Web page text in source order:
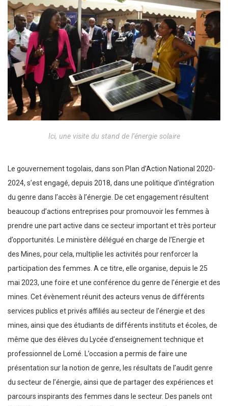
Ici, une visite du stand de l’énergie solaire
Le gouvernement togolais, dans son Plan d’Action National 2020-
2024, s’est engagé, depuis 2018, dans une politique d’intégration
du genre dans l’accès à l’énergie. De cet engagement résultent
beaucoup d’actions entreprises pour promouvoir les femmes à
prendre une part active dans ce secteur important et très porteur
d’opportunités. Le ministère délégué en charge de l’Energie et
des Mines, pour cela, multiplie les activités pour renforcer la
participation des femmes. A ce titre, elle organise, depuis le 25
mai 2023, une foire et une conférence du genre de l’énergie et des
mines. Cet évènement réunit des acteurs venus de différents
services publics et privés affiliés au secteur de l’énergie et des
mines, ainsi que des étudiants de différents instituts et écoles, de
même que des élèves du Lycée d’enseignement technique et
professionnel de Lomé. L’occasion a permis de faire une
présentation sur la notion de genre, les résultats de l’audit genre
du secteur de l’énergie, ainsi que de partager des expériences et
parcours inspirants des femmes dans le secteur. Des panels ont